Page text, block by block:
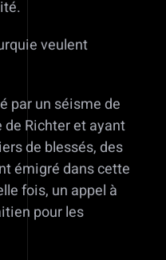
veulent
par un séisme de
de Richter et ayant
de blessés, des
émigré dans cette
fois, un appel à
pour les